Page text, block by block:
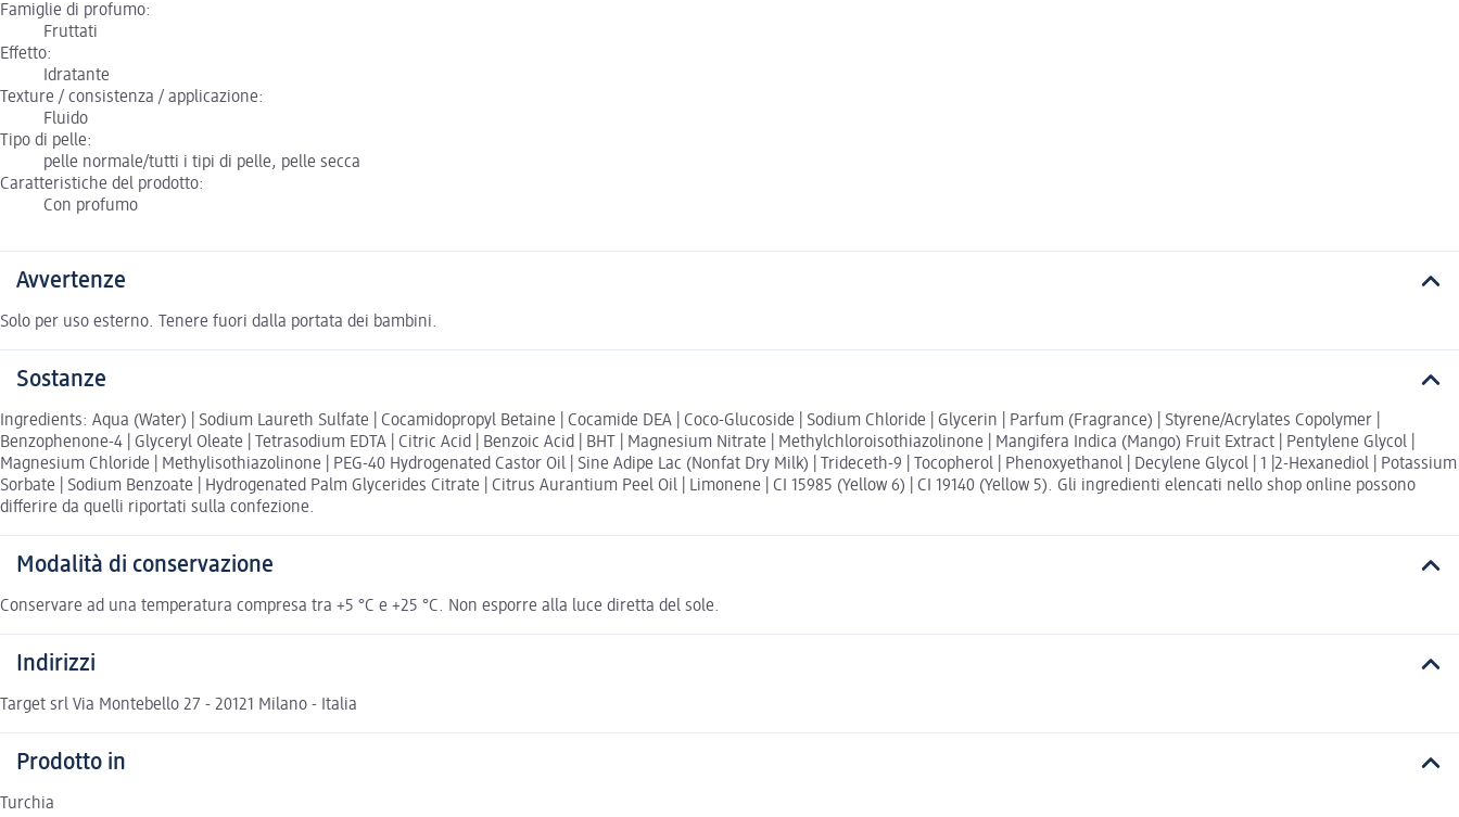
Famiglie di profumo:
Fruttati
Effetto:
Idratante
Texture / consistenza / applicazione:
Fluido
Tipo di pelle:
pelle normale/tutti i tipi di pelle, pelle secca
Caratteristiche del prodotto:
Con profumo
Avvertenze
Solo per uso esterno. Tenere fuori dalla portata dei bambini.
Sostanze
Ingredients: Aqua (Water) | Sodium Laureth Sulfate | Cocamidopropyl Betaine | Cocamide DEA | Coco-Glucoside | Sodium Chloride | Glycerin | Parfum (Fragrance) | Styrene/Acrylates Copolymer |
Benzophenone-4 | Glyceryl Oleate | Tetrasodium EDTA | Citric Acid | Benzoic Acid | BHT | Magnesium Nitrate | Methylchloroisothiazolinone | Mangifera Indica (Mango) Fruit Extract | Pentylene Glycol |
Magnesium Chloride | Methylisothiazolinone | PEG-40 Hydrogenated Castor Oil | Sine Adipe Lac (Nonfat Dry Milk) | Trideceth-9 | Tocopherol | Phenoxyethanol | Decylene Glycol | 1 |2-Hexanediol | Potassium
Sorbate | Sodium Benzoate | Hydrogenated Palm Glycerides Citrate | Citrus Aurantium Peel Oil | Limonene | CI 15985 (Yellow 6) | CI 19140 (Yellow 5). Gli ingredienti elencati nello shop online possono
differire da quelli riportati sulla confezione.
Modalità di conservazione
Conservare ad una temperatura compresa tra +5 °C e +25 °C. Non esporre alla luce diretta del sole.
Indirizzi
Target srl Via Montebello 27 - 20121 Milano - Italia
Prodotto in
Turchia